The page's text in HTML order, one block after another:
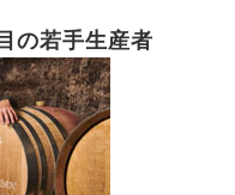
の若手生産者